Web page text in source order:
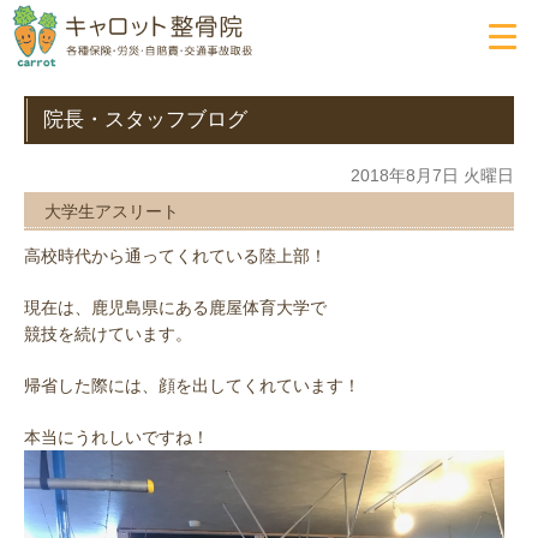
院長・スタッフブログ
2018年8月7日 火曜日
大学生アスリート
高校時代から通ってくれている陸上部！
現在は、鹿児島県にある鹿屋体育大学で
競技を続けています。
帰省した際には、顔を出してくれています！
本当にうれしいですね！